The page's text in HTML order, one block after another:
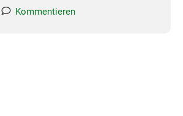
Kommentieren